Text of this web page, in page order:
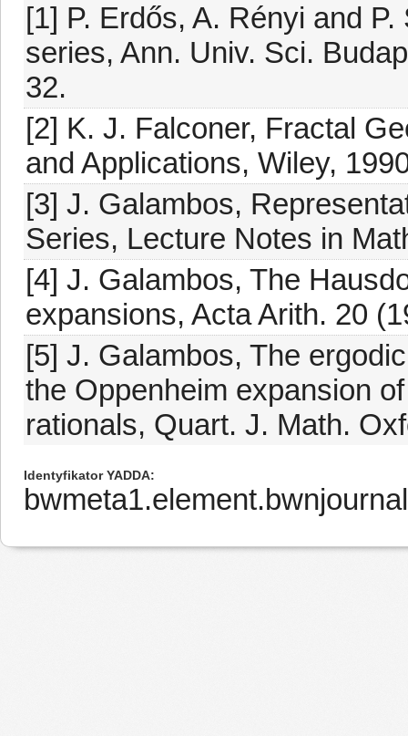
[1] P. Erdős, A. Rényi and
series, Ann. Univ. Sci.
32.
[2] K. J. Falconer, Fractal
and Applications, Wiley,
[3] J. Galambos,
Series, Lecture Notes in
[4] J. Galambos, The
expansions, Acta Arith. 20
[5] J. Galambos, The
the Oppenheim expansion
rationals, Quart. J. Math.
Identyfikator YADDA